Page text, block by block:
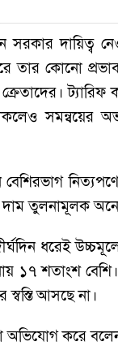
সরকার
তার কোনো
সমন্বয়ের
তুলনামূলক
ধরেই
১৭ শতাংশ
স্বস্তি আসছে না।
অভিযোগ করে